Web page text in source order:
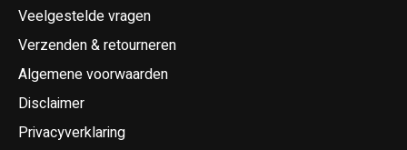
Veelgestelde vragen
Verzenden & retourneren
Algemene voorwaarden
Disclaimer
Privacyverklaring